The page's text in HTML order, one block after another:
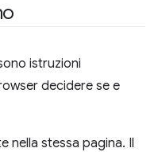
istruzioni
decidere se e
nella stessa pagina. Il